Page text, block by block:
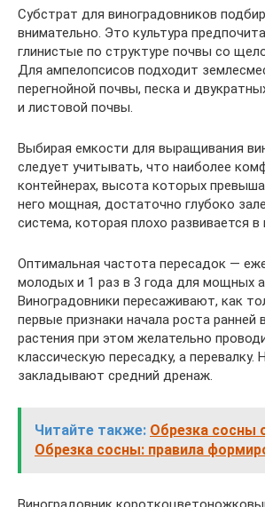
Субстрат для виноградовников
внимательно. Это культура
глинистые по структуре почвы со
Для ампелопсисов подходит
перегнойной почвы, песка и
и листовой почвы.
Выбирая емкости для выращивания
следует учитывать, что наиболее
контейнерах, высота которых
него мощная, достаточно глубоко
система, которая плохо развивается в
Оптимальная частота пересадок —
молодых и 1 раз в 3 года для мощных
Виноградовники пересаживают, как
первые признаки начала роста ранней
растения при этом желательно
классическую пересадку, а перевалку.
закладывают средний дренаж.
Читайте также: Обрезка сосны
Обрезка сосны: правила